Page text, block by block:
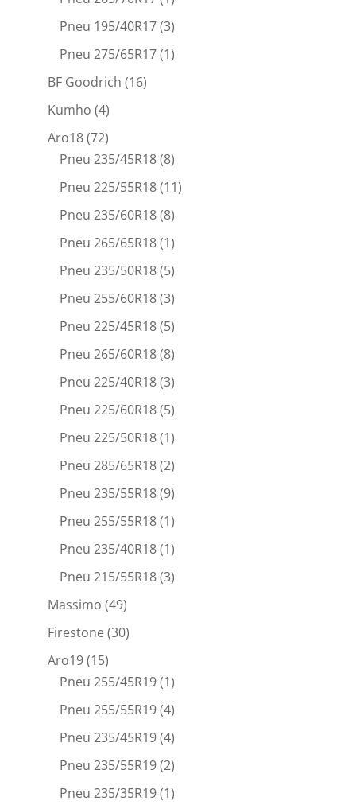
Pneu 195/40R17(3)
Pneu 275/65R17(1)
BF Goodrich (16)
Kumho (4)
Aro18(72)
Pneu 235/45R18(8)
Pneu 225/55R18(11)
Pneu 235/60R18(8)
Pneu 265/65R18(1)
Pneu 235/50R18(5)
Pneu 255/60R18(3)
Pneu 225/45R18(5)
Pneu 265/60R18(8)
Pneu 225/40R18(3)
Pneu 225/60R18(5)
Pneu 225/50R18(1)
Pneu 285/65R18(2)
Pneu 235/55R18(9)
Pneu 255/55R18(1)
Pneu 235/40R18(1)
Pneu 215/55R18(3)
Massimo (49)
Firestone(30)
Aro19(15)
Pneu 255/45R19(1)
Pneu 255/55R19(4)
Pneu 235/45R19(4)
Pneu 235/55R19(2)
Pneu 235/35R19(1)